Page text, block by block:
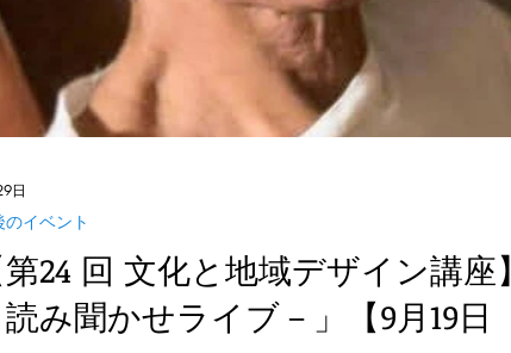
第24 回 文化と地域デザイン講
読み聞かせライブ－」【9月19日
のイベント
日